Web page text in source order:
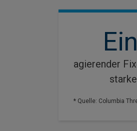
agierender
* Quelle: Columbia